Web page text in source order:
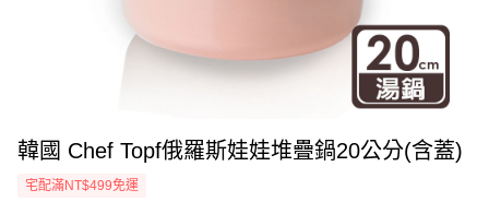
韓國 Chef Topf俄羅斯娃娃堆疊鍋20公分(含蓋)
宅配滿NT$499免運